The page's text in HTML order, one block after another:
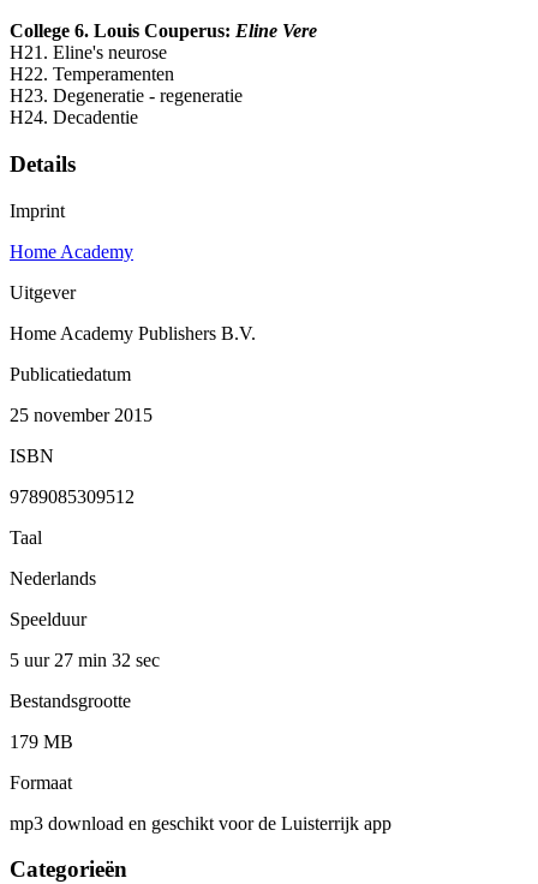
College 6. Louis Couperus: Eline Vere
H21. Eline's neurose
H22. Temperamenten
H23. Degeneratie - regeneratie
H24. Decadentie
Details
Imprint
Home Academy
Uitgever
Home Academy Publishers B.V.
Publicatiedatum
25 november 2015
ISBN
9789085309512
Taal
Nederlands
Speelduur
5 uur 27 min 32 sec
Bestandsgrootte
179 MB
Formaat
mp3 download en geschikt voor de Luisterrijk app
Categorieën